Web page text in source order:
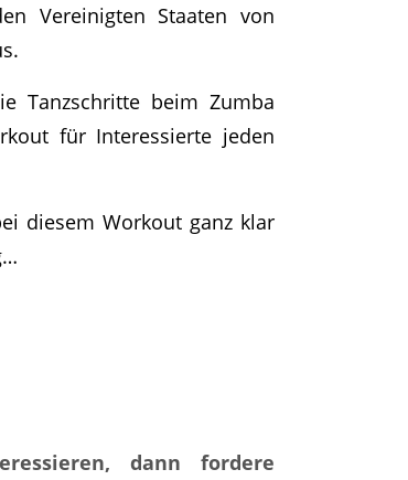
Vereinigten Staaten von
Tanzschritte beim Zumba
für Interessierte jeden
diesem Workout ganz klar
dann fordere